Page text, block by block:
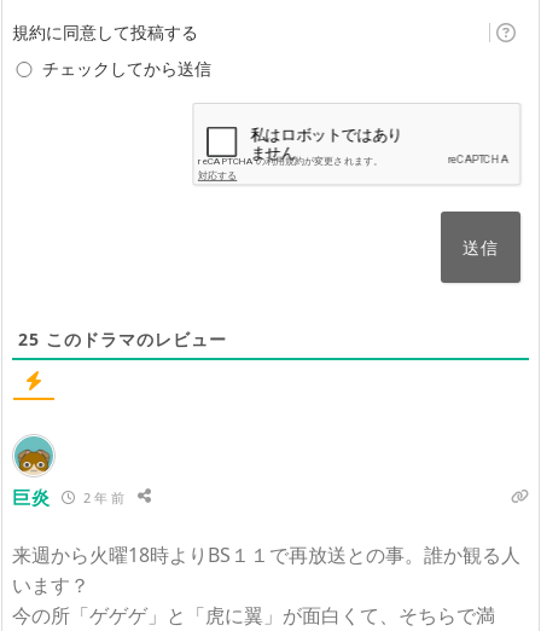
ん)
規約に同意して投稿する
チェックしてから送信
25 このドラマのレビュー
巨炎 2 年 前
来週から火曜18時よりBS１１で再放送との事。誰か観る人
います？
今の所「ゲゲゲ」と「虎に翼」が面白くて、そちらで満